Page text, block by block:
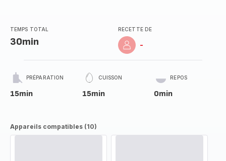
TEMPS TOTAL
30min
RECETTE DE
-
PRÉPARATION
15min
CUISSON
15min
REPOS
0min
Appareils compatibles (10)